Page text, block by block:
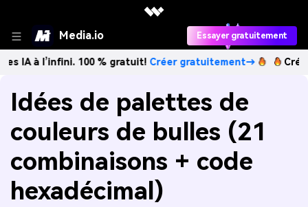
Media.io Essayer gratuitement
100 % gratuit!Créer gratuitement→ Créez des
Idées de palettes de
couleurs de bulles (21
combinaisons + code
hexadécimal)